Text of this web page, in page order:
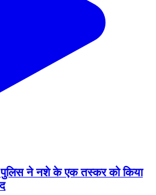
पुलिस ने नशे के एक तस्कर को किया